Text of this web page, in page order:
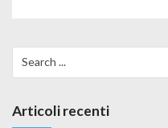
Articoli recenti